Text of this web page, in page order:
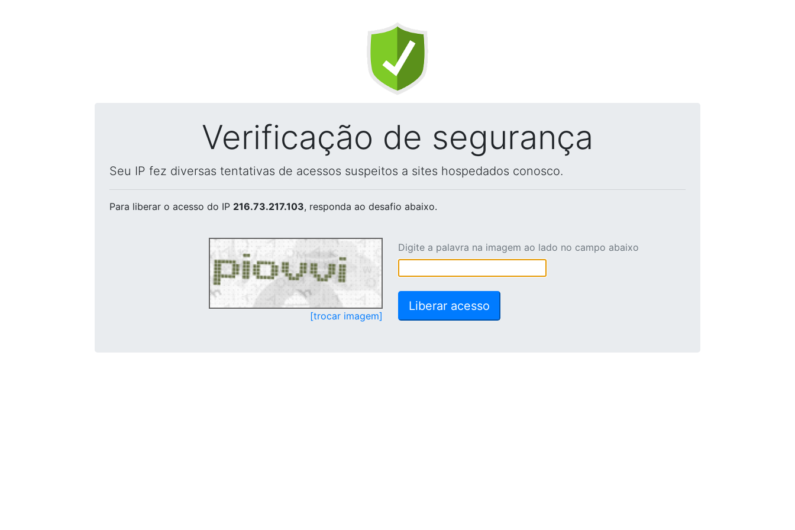
Verificação de segurança
Seu IP fez diversas tentativas de acessos suspeitos a sites hospedados conosco.
Para liberar o acesso do IP 216.73.217.103, responda ao desafio abaixo.
[trocar imagem]
Digite a palavra na imagem ao lado no campo abaixo